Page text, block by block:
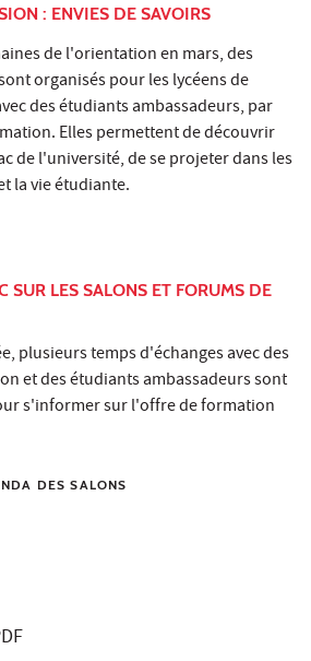
: ENVIES DE SAVOIRS
de l'orientation en mars, des
organisés pour les lycéens de
des étudiants ambassadeurs, par
Elles permettent de découvrir
de l'université, de se projeter dans les
la vie étudiante.
SUR LES SALONS ET FORUMS DE
plusieurs temps d'échanges avec des
et des étudiants ambassadeurs sont
s'informer sur l'offre de formation
DES SALONS